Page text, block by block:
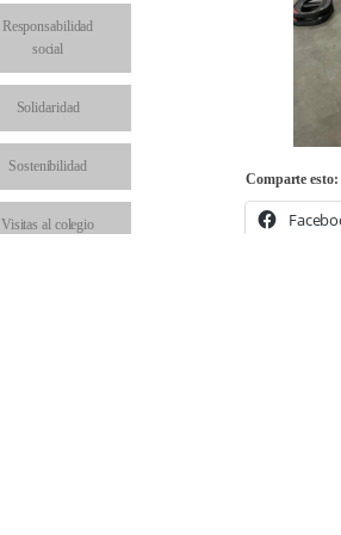
Responsabilidad
social
Solidaridad
Sostenibilidad
Visitas al colegio
Comparte esto: